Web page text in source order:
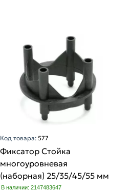
Код товара:577
Фиксатор Стойка
многоуровневая
(наборная) 25/35/45/55 мм
В наличии: 2147483647